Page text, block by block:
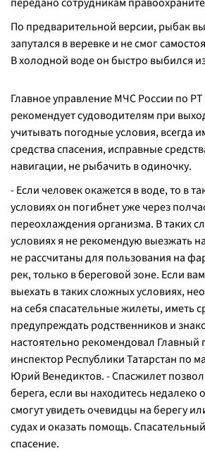
По предварительной версии, рыбак
запутался в веревке и не смог
В холодной воде он быстро выбился
Главное управление МЧС России по РТ
рекомендует судоводителям при
учитывать погодные условия, всегда
средства спасения, исправные
навигации, не рыбачить в одиночку.
- Если человек окажется в воде, то в
условиях он погибнет уже через
переохлаждения организма. В таких
условиях я не рекомендую выезжать
не рассчитаны для пользования на
рек, только в береговой зоне. Если
выехать в таких сложных условиях,
на себя спасательные жилеты, иметь
предупреждать родственников и
настоятельно рекомендовал Главный
инспектор Республики Татарстан по
Юрий Венедиктов. -Спасжилет
берега, если вы находитесь недалеко
смогут увидеть очевидцы на берегу
судах и оказать помощь.
спасение.